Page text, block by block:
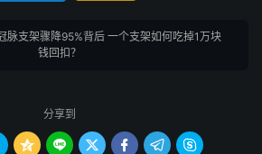
脉支架骤降95%背后 一个支架如何吃掉1万块
钱回扣？
分享到
     